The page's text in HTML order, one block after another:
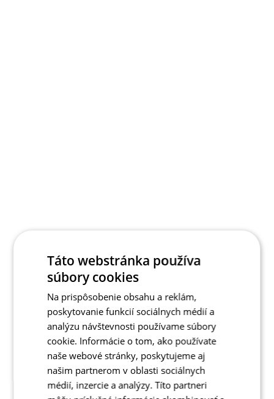
Táto webstránka používa
súbory cookies
Na prispôsobenie obsahu a reklám,
poskytovanie funkcií sociálnych médií a
analýzu návštevnosti používame súbory
cookie. Informácie o tom, ako používate
naše webové stránky, poskytujeme aj
našim partnerom v oblasti sociálnych
médií, inzercie a analýzy. Títo partneri